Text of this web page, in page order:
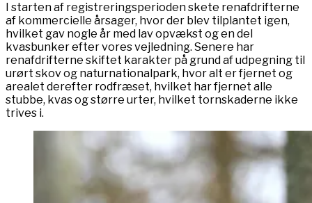
I starten af registreringsperioden skete renafdrifterne
af kommercielle årsager, hvor der blev tilplantet igen,
hvilket gav nogle år med lav opvækst og en del
kvasbunker efter vores vejledning. Senere har
renafdrifterne skiftet karakter på grund af udpegning til
urørt skov og naturnationalpark, hvor alt er fjernet og
arealet derefter rodfræset, hvilket har fjernet alle
stubbe, kvas og større urter, hvilket tornskaderne ikke
trives i.